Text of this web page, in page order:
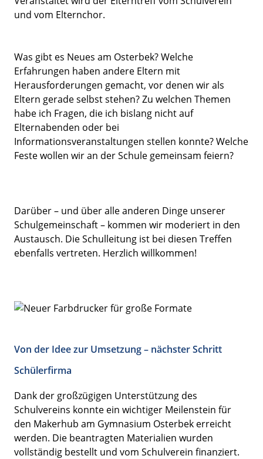
und vom Elternchor.
Was gibt es Neues am Osterbek? Welche
Erfahrungen haben andere Eltern mit
Herausforderungen gemacht, vor denen wir als
Eltern gerade selbst stehen? Zu welchen Themen
habe ich Fragen, die ich bislang nicht auf
Elternabenden oder bei
Informationsveranstaltungen stellen konnte? Welche
Feste wollen wir an der Schule gemeinsam feiern?
Darüber – und über alle anderen Dinge unserer
Schulgemeinschaft – kommen wir moderiert in den
Austausch. Die Schulleitung ist bei diesen Treffen
ebenfalls vertreten. Herzlich willkommen!
Von der Idee zur Umsetzung – nächster Schritt
Schülerfirma
Dank der großzügigen Unterstützung des
Schulvereins konnte ein wichtiger Meilenstein für
den Makerhub am Gymnasium Osterbek erreicht
werden. Die beantragten Materialien wurden
vollständig bestellt und vom Schulverein finanziert.